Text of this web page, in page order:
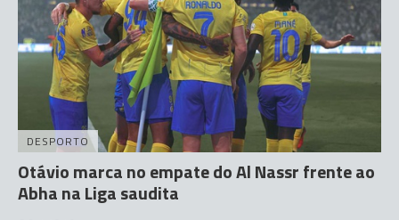
DESPORTO
Otávio marca no empate do Al Nassr frente ao
Abha na Liga saudita